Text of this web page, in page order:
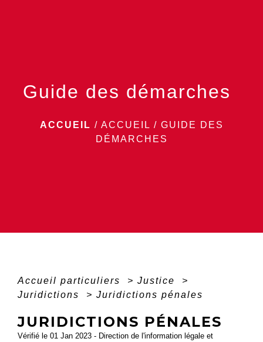
Guide des démarches
ACCUEIL / ACCUEIL / GUIDE DES
DÉMARCHES
Accueil particuliers > Justice
>
Juridictions
> Juridictions pénales
JURIDICTIONS PÉNALES
Vérifié le 01 Jan 2023 - Direction de l'information légale et